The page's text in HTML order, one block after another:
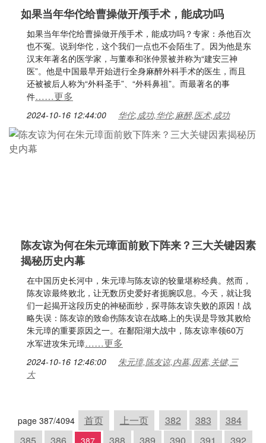
如果当年华佗给曹操做开颅手术，能成功吗
如果当年华佗给曹操做开颅手术，能成功吗？专家：杀他百次
也不冤。说到华佗，这个我们一点也不会陌生了。因为他是东
汉末年著名的医学家，与董奉和张仲景被并称为“建安三神
医”。他是中国最早开始进行全身麻醉外科手术的医生，而且
还被被后人称为“外科圣手”、“外科鼻祖”。而最著名的事
件……更多
2024-10-16 12:44:00 华佗,成功,华佗,麻醉,医术,成功
陈友谅为何在朱元璋面前败下阵来？三大关键因素
揭秘历史内幕
在中国历史长河中，朱元璋与陈友谅的较量堪称经典。然而，
陈友谅最终败北，让无数历史爱好者扼腕叹息。今天，就让我
们一起揭开这段历史的神秘面纱，探寻陈友谅失败的原因！战
略失误：陈友谅的致命伤陈友谅在战略上的失误是导致其败给
朱元璋的重要原因之一。在鄱阳湖大战中，陈友谅率领60万
水军进攻朱元璋……更多
2024-10-16 12:46:00
朱元璋,陈友谅,内幕,因素,关键,三
大
page 387/4094 首页 上一页 382 383
384
387